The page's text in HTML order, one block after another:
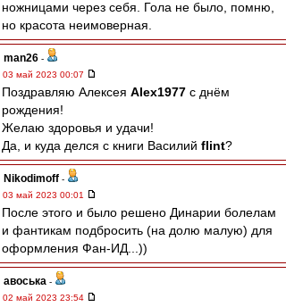
ножницами через себя. Гола не было, помню,
но красота неимоверная.
man26 -
03 май 2023 00:07
Поздравляю Алексея Alex1977 с днём
рождения!
Желаю здоровья и удачи!
Да, и куда делся с книги Василий flint?
Nikodimoff -
03 май 2023 00:01
После этого и было решено Динарии болелам
и фантикам подбросить (на долю малую) для
оформления Фан-ИД...))
авоська -
02 май 2023 23:54